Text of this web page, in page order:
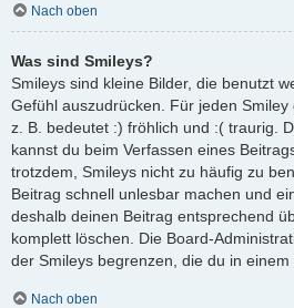
Nach oben
Was sind Smileys?
Smileys sind kleine Bilder, die benutzt
Gefühl auszudrücken. Für jeden Smiley
z. B. bedeutet :) fröhlich und :( traurig.
kannst du beim Verfassen eines
trotzdem, Smileys nicht zu häufig zu
Beitrag schnell unlesbar machen und
deshalb deinen Beitrag entsprechend
komplett löschen. Die Board-
der Smileys begrenzen, die du in einem
Nach oben